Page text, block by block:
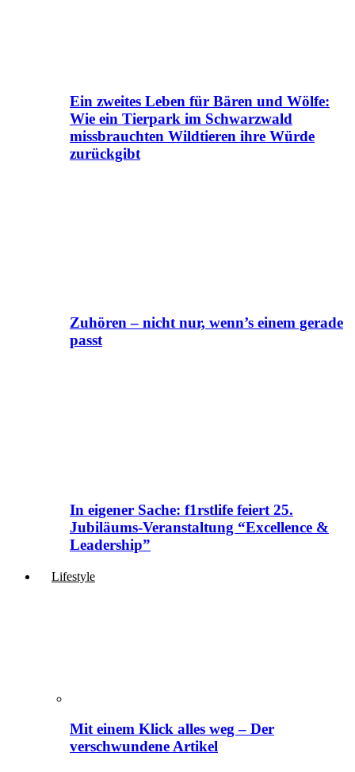
Ein zweites Leben für Bären und Wölfe:
Wie ein Tierpark im Schwarzwald
missbrauchten Wildtieren ihre Würde
zurückgibt
Zuhören – nicht nur, wenn’s einem gerade
passt
In eigener Sache: f1rstlife feiert 25.
Jubiläums-Veranstaltung “Excellence &
Leadership”
Lifestyle
Mit einem Klick alles weg – Der
verschwundene Artikel